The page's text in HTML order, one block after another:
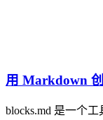
用 Markdown
blocks.md 是一个